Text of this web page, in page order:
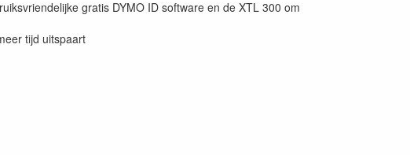
gratis DYMO ID software en de XTL 300 om
tijd uitspaart